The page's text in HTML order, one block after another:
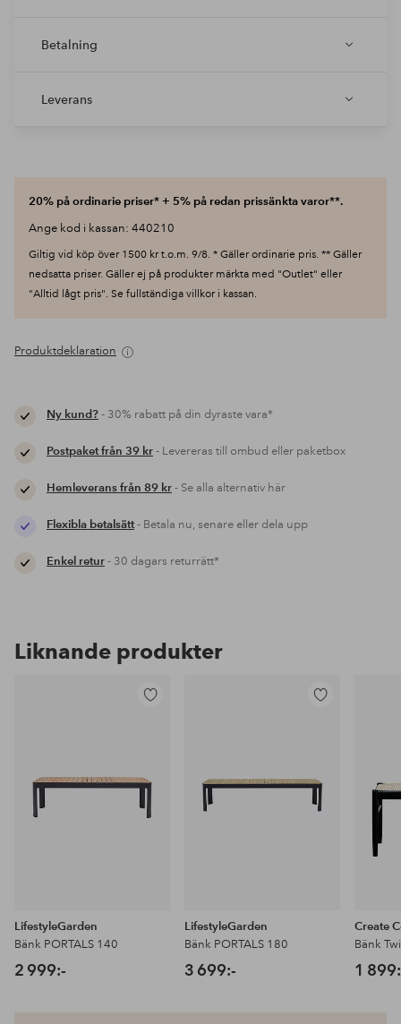
Betalning
Leverans
20% på ordinarie priser* + 5% på redan prissänkta varor**.
Ange kod i kassan: 440210
Giltig vid köp över 1500 kr t.o.m. 9/8. * Gäller ordinarie pris. ** Gäller
nedsatta priser. Gäller ej på produkter märkta med "Outlet" eller
"Alltid lågt pris". Se fullständiga villkor i kassan.
Produktdeklaration
Ny kund?- 30% rabatt på din dyraste vara*
Postpaket från 39 kr- Levereras till ombud eller paketbox
Hemleverans från 89 kr- Se alla alternativ här
Flexibla betalsätt- Betala nu, senare eller dela upp
Enkel retur- 30 dagars returrätt*
Liknande produkter
LifestyleGarden
Bänk PORTALS 140
2 999:-
LifestyleGarden
Bänk PORTALS 180
3 699:-
Create
Bänk
1